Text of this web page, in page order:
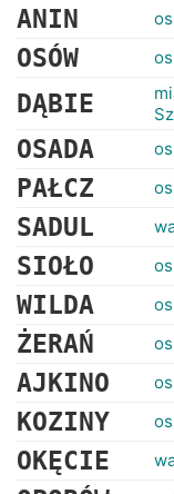
ANIN
OSÓW
DĄBIE
OSADA
PAŁCZ
SADUL
SIOŁO
WILDA
ŻERAŃ
AJKINO
KOZINY
OKĘCIE